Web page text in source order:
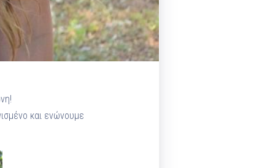
και ενώνουμε